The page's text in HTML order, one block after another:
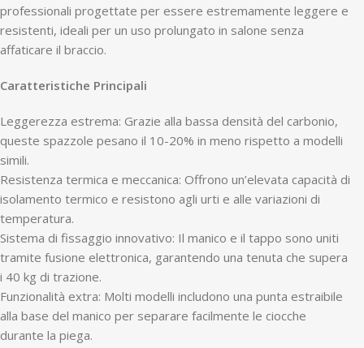
professionali progettate per essere estremamente leggere e
resistenti, ideali per un uso prolungato in salone senza
affaticare il braccio.
Caratteristiche Principali
Leggerezza estrema: Grazie alla bassa densità del carbonio,
queste spazzole pesano il 10-20% in meno rispetto a modelli
simili.
Resistenza termica e meccanica: Offrono un’elevata capacità di
isolamento termico e resistono agli urti e alle variazioni di
temperatura.
Sistema di fissaggio innovativo: Il manico e il tappo sono uniti
tramite fusione elettronica, garantendo una tenuta che supera
i 40 kg di trazione.
Funzionalità extra: Molti modelli includono una punta estraibile
alla base del manico per separare facilmente le ciocche
durante la piega.